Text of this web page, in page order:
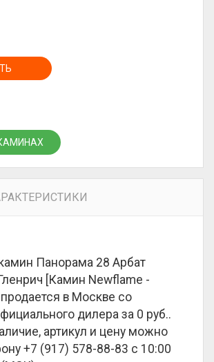
Панорама 28 Арбат
[Камин Newflame -
в Москве со
дилера за 0 руб..
артикул и цену можно
+7 (917) 578-88-83 с 10:00